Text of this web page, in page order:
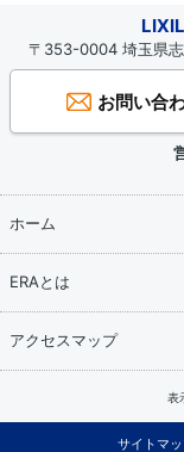
〒353-0004 埼玉県
お問い合
ホーム
ERAとは
アクセスマップ
表
サイトマ